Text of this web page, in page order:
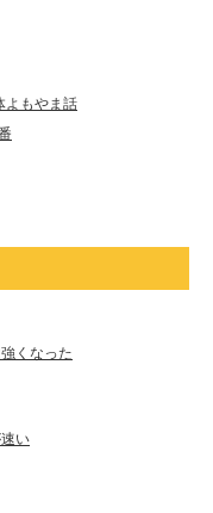
よもやま話
くなった
い